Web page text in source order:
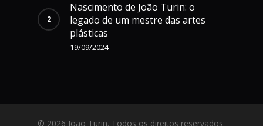
Nascimento de João Turin: o
legado de um mestre das artes
plásticas
19/09/2024
© 2026 João Turin. Todos os direitos reservados